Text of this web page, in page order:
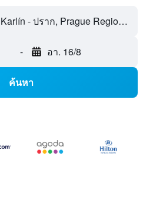
Hudební divadlo Karlín - ปราก, Prague Region, สาธารณรัฐเช็ก
- อา. 16/8
ค้นหา